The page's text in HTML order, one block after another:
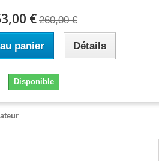
€ 260,00 €
panier Détails
Disponible